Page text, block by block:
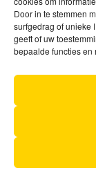
Door in te stemmen
surfgedrag of unieke
geeft of uw
bepaalde functies en
Ma
gesloten
Di
9u – 12u
Wo
9u – 12u
Do
9u – 12u
Za